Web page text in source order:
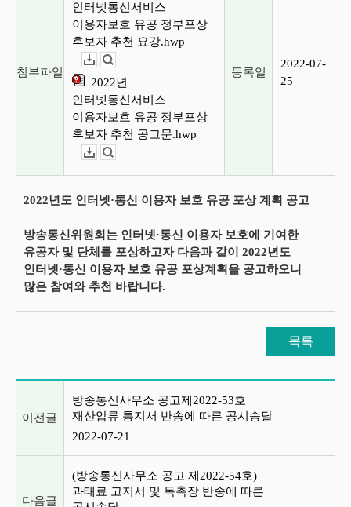
첨부파일
인터넷통신서비스
이용자보호 유공 정부포상
후보자 추천 요강.hwp
2022년
인터넷통신서비스
이용자보호 유공 정부포상
후보자 추천 공고문.hwp
등록일
2022-07-
25
2022년도 인터넷·통신 이용자 보호 유공 포상 계획 공고
방송통신위원회는 인터넷·통신 이용자 보호에 기여한
유공자 및 단체를 포상하고자 다음과 같이 2022년도
인터넷·통신 이용자 보호 유공 포상계획을 공고하오니
많은 참여와 추천 바랍니다.
목록
이전글
방송통신사무소 공고제2022-53호
재산압류 통지서 반송에 따른 공시송달
2022-07-21
다음글
(방송통신사무소 공고 제2022-54호)
과태료 고지서 및 독촉장 반송에 따른